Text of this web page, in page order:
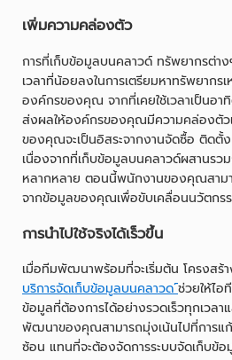
เพิ่มความคล่องตัว
การที่เก็บข้อมูลบนคลาวด์ ทรัพยากรต่า
เวลาที่น้อยลงในการเตรียมหาทรัพยากร
องค์กรของคุณ จากที่เคยใช้เวลาเป็นอา
ส่งผลให้องค์กรของคุณมีความคล่องตั
ของคุณจะเป็นอิสระจากงานจัดซื้อ ติดตั้ง
เนื่องจากที่เก็บข้อมูลบนคลาวด์ผสานรว
หลากหลาย ตอนนี้พนักงานของคุณสาม
จากข้อมูลของคุณเพื่อขับเคลื่อนนวัตกร
การนำไปใช้จริงได้เร็วขึ้น
เมื่อทีมพัฒนาพร้อมที่จะเริ่มต้น โครงสร้
บริการจัดเก็บข้อมูลบนคลาวดช่วยให้ไ
ข้อมูลที่ต้องการได้อย่างรวดเร็วทุกเวล
พัฒนาของคุณสามารถมุ่งเน้นไปที่การ
ซ้อน แทนที่จะต้องจัดการระบบจัดเก็บข้อ